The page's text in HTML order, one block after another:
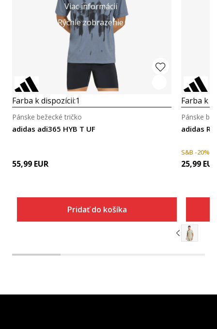
Viac informácií
Rýchle zobrazenie
Farba k dispozícii:1
adidas adi365 HYB T UF
Pánske bežecké tričko
55,99 EUR
Pridať do košíka
Farba k
adidas
Pánske
S&B -20%
25,99 EUR